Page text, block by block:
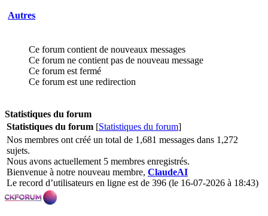
discussions
Autres
Ce forum contient de nouveaux messages
Ce forum ne contient pas de nouveau message
Ce forum est fermé
Ce forum est une redirection
Statistiques du forum
Statistiques du forum [Statistiques du forum]
Nos membres ont créé un total de 1,681 messages dans 1,272
sujets.
Nous avons actuellement 5 membres enregistrés.
Bienvenue à notre nouveau membre, ClaudeAI
Le record d’utilisateurs en ligne est de 396 (le 16-07-2026 à 18:43)